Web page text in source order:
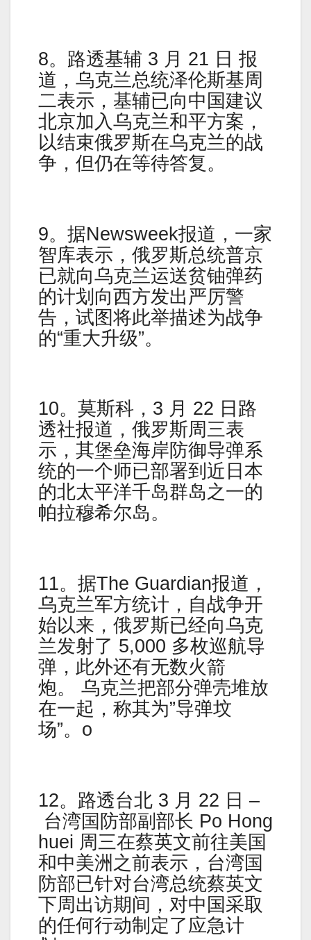
8。路透基辅 3 月 21 日 报
道，乌克兰总统泽伦斯基周
二表示，基辅已向中国建议
北京加入乌克兰和平方案，
以结束俄罗斯在乌克兰的战
争，但仍在等待答复。
9。据Newsweek报道，一家
智库表示，俄罗斯总统普京
已就向乌克兰运送贫铀弹药
的计划向西方发出严厉警
告，试图将此举描述为战争
的“重大升级”。
10。莫斯科，3 月 22 日路
透社报道，俄罗斯周三表
示，其堡垒海岸防御导弹系
统的一个师已部署到近日本
的北太平洋千岛群岛之一的
帕拉穆希尔岛。
11。据The Guardian报道，
乌克兰军方统计，自战争开
始以来，俄罗斯已经向乌克
兰发射了 5,000 多枚巡航导
弹，此外还有无数火箭
炮。 乌克兰把部分弹壳堆放
在一起，称其为”导弹坟
场”。o
12。路透台北 3 月 22 日 –
台湾国防部副部长 Po Hong
huei 周三在蔡英文前往美国
和中美洲之前表示，台湾国
防部已针对台湾总统蔡英文
下周出访期间，对中国采取
的任何行动制定了应急计